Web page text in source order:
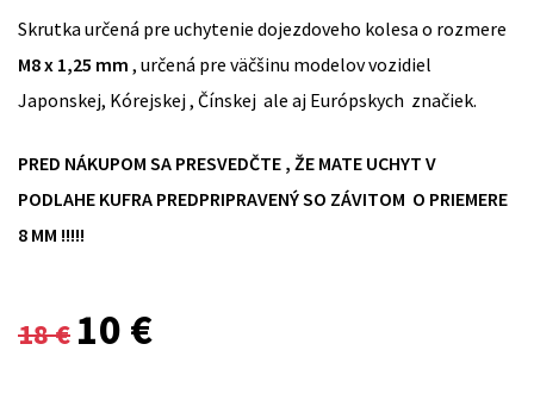
Skrutka určená pre uchytenie dojezdoveho kolesa o rozmere
M8 x 1,25 mm , určená pre väčšinu modelov vozidiel
Japonskej, Kórejskej , Čínskej ale aj Európskych značiek.
PRED NÁKUPOM SA PRESVEDČTE , ŽE MATE UCHYT V
PODLAHE KUFRA PREDPRIPRAVENÝ SO ZÁVITOM O PRIEMERE
8 MM !!!!!
18€
Original
10 €